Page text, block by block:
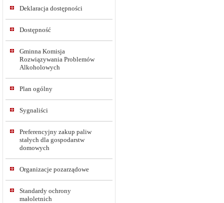
Deklaracja dostępności
Dostępność
Gminna Komisja
Rozwiązywania Problemów
Alkoholowych
Plan ogólny
Sygnaliści
Preferencyjny zakup paliw
stałych dla gospodarstw
domowych
Organizacje pozarządowe
Standardy ochrony
małoletnich